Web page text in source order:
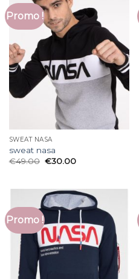
Promo !
SWEAT NASA
sweat nasa
€49.00 €30.00
Promo !